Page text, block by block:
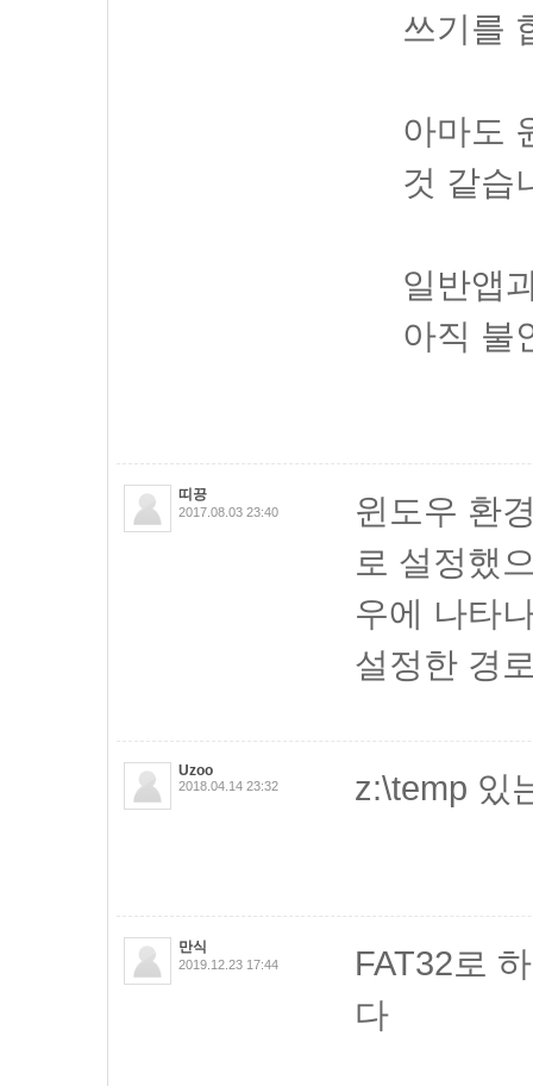
쓰기를
아마도
것 같습
일반앱
아직 불
띠끙
2017.08.03 23:40
윈도우 환
로 설정했
우에 나타
설정한 경
Uzoo
2018.04.14 23:32 z:\temp 있
만식
2019.12.23 17:44
FAT32로
다